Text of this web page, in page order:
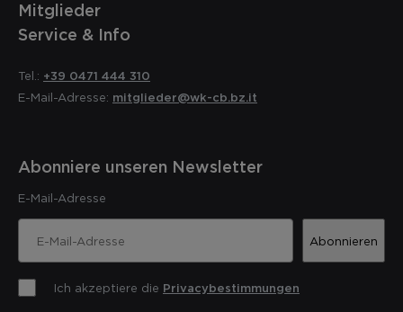
Mitglieder
Service & Info
Tel.: +39 0471 444 310
E-Mail-Adresse: mitglieder@wk-cb.bz.it
Abonniere unseren Newsletter
E-Mail-Adresse
Abonnieren
Ich akzeptiere die Privacybestimmungen